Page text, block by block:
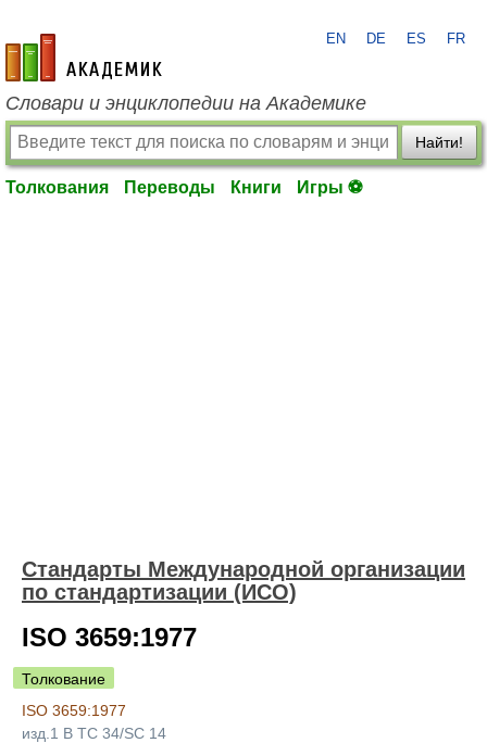
academic.ru
EN DE ES FR
Словари и энциклопедии на Академике
Найти!
Толкования Переводы Книги Игры ⚽
Стандарты Международной организации
по стандартизации (ИСО)
ISO 3659:1977
Толкование
ISO 3659:1977
изд.1 B TC 34/SC 14